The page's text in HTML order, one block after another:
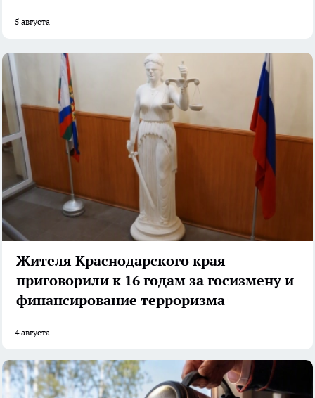
5 августа
Жителя Краснодарского края
приговорили к 16 годам за госизмену и
финансирование терроризма
4 августа